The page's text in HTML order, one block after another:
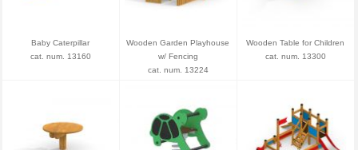
Baby Caterpillar
cat. num. 13160
Wooden Garden Playhouse
w/ Fencing
cat. num. 13224
Wooden Table for Children
cat. num. 13300